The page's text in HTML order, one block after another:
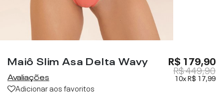
Maiô Slim Asa Delta Wavy
Avaliações
Adicionar aos favoritos
R$ 179,90
R$ 449,90
10xR$ 17,99